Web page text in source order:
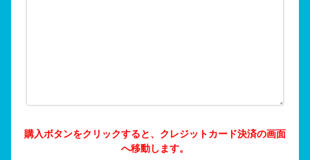
購入ボタンをクリックすると、クレジットカード決済の画面
へ移動します。